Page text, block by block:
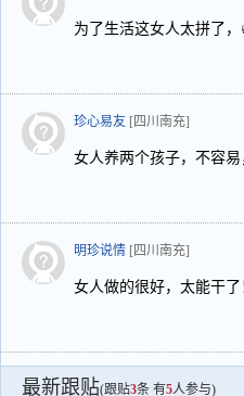
为了生活这女人太拼了
珍心易友 [四川南充]
女人养两个孩子，不容
明珍说情 [四川南充]
女人做的很好，太能干了
最新跟贴(跟贴3条 有5人参与)